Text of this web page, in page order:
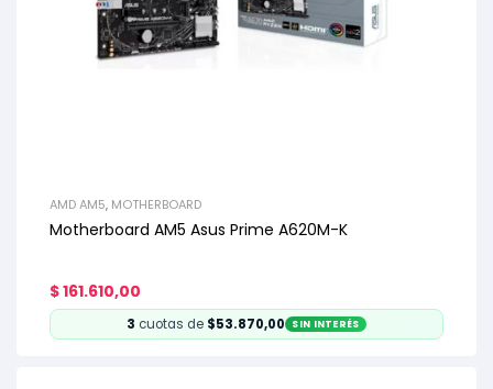
AMD AM5, MOTHERBOARD
Motherboard AM5 Asus Prime A620M-K
$161.610,00
3 cuotas de $53.870,00 SIN INTERÉS